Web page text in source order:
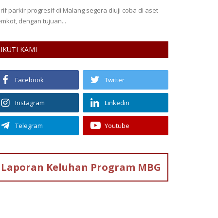
parkir progresif di Malang segera diuji coba di aset
dengan tujuan...
IKUTI KAMI
Facebook Twitter
Instagram Linkedin
Telegram Youtube
Laporan Keluhan Program MBG